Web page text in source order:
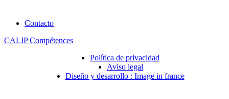
Contacto
CALIP Compétences
Política de privacidad
Aviso legal
Diseño y desarrollo : Image in france